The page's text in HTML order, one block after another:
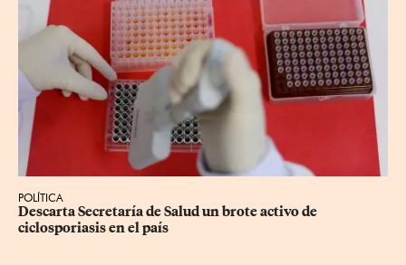
POLÍTICA
Descarta Secretaría de Salud un brote activo de
ciclosporiasis en el país